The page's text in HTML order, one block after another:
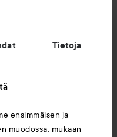
Tietoja
ensimmäisen ja
muodossa, mukaan